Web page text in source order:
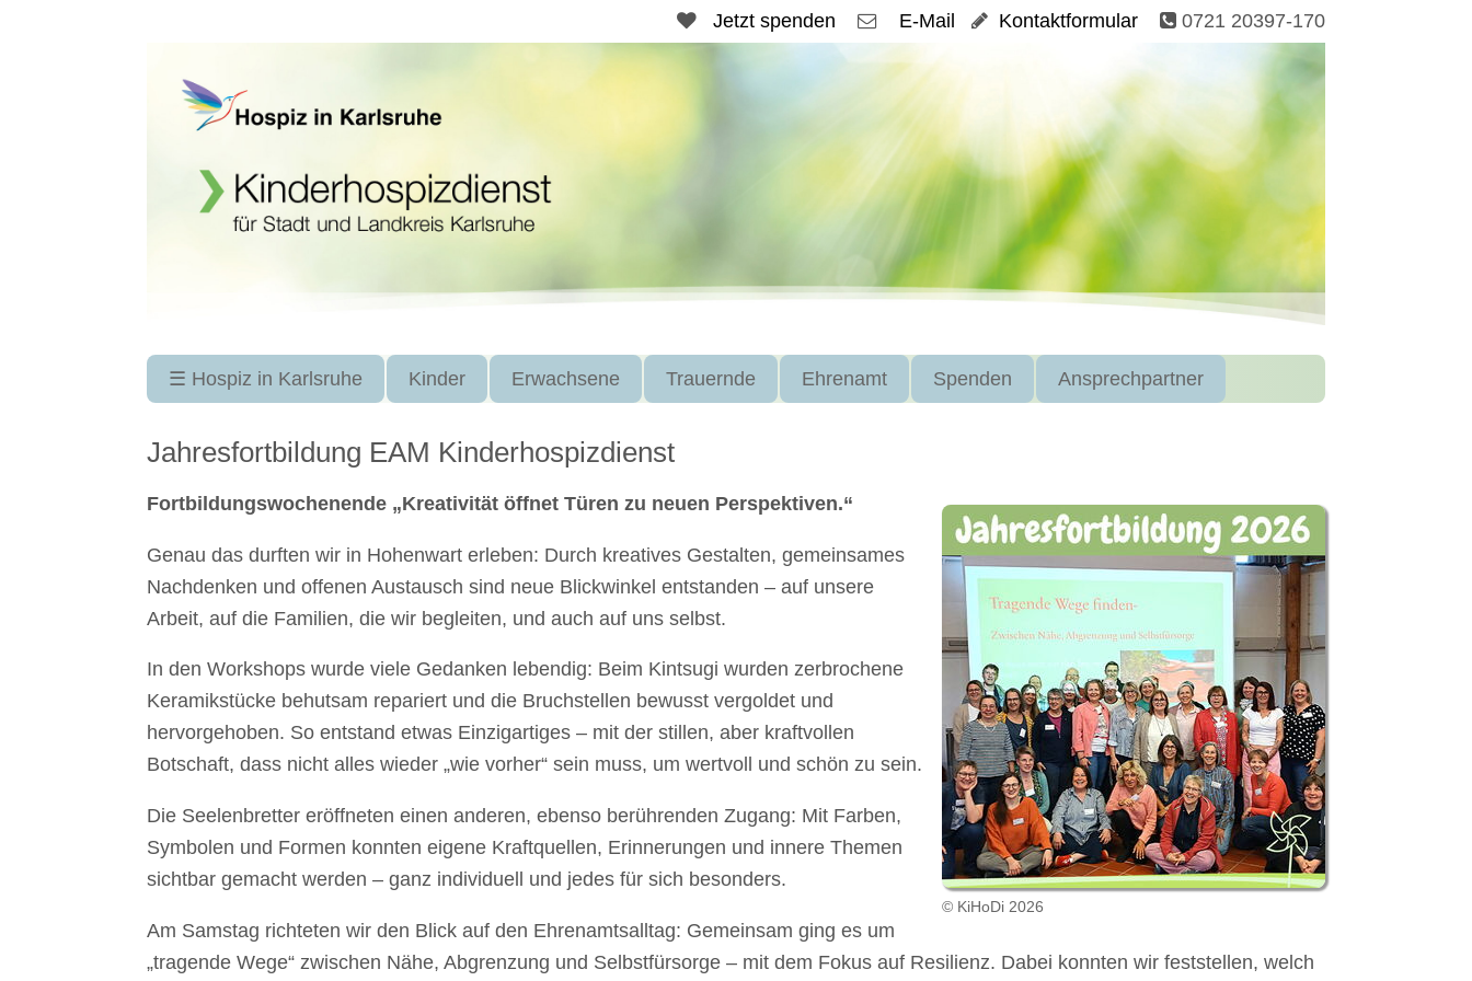
Jetzt spenden E-Mail Kontaktformular 0721 20397-170
Navigation
überspringen
☰ Hospiz in Karlsruhe Kinder Erwachsene Trauernde Ehrenamt Spenden Ansprechpartner
Jahresfortbildung EAM Kinderhospizdienst
© KiHoDi 2026
Fortbildungswochenende „Kreativität öffnet Türen zu neuen Perspektiven.“
Genau das durften wir in Hohenwart erleben: Durch kreatives Gestalten, gemeinsames
Nachdenken und offenen Austausch sind neue Blickwinkel entstanden – auf unsere
Arbeit, auf die Familien, die wir begleiten, und auch auf uns selbst.
In den Workshops wurde viele Gedanken lebendig: Beim Kintsugi wurden zerbrochene
Keramikstücke behutsam repariert und die Bruchstellen bewusst vergoldet und
hervorgehoben. So entstand etwas Einzigartiges – mit der stillen, aber kraftvollen
Botschaft, dass nicht alles wieder „wie vorher“ sein muss, um wertvoll und schön zu sein.
Die Seelenbretter eröffneten einen anderen, ebenso berührenden Zugang: Mit Farben,
Symbolen und Formen konnten eigene Kraftquellen, Erinnerungen und innere Themen
sichtbar gemacht werden – ganz individuell und jedes für sich besonders.
Am Samstag richteten wir den Blick auf den Ehrenamtsalltag: Gemeinsam ging es um
„tragende Wege“ zwischen Nähe, Abgrenzung und Selbstfürsorge – mit dem Fokus auf Resilienz. Dabei konnten wir feststellen, welch